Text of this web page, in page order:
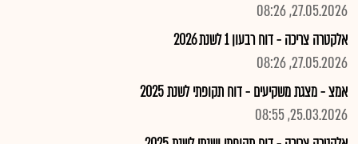
27.05.2026, 08:26
אלקטרה צריכה - דוח רבעון 1 לשנת 2026
27.05.2026, 08:26
אמצ - מצגת משקיעים - דוח תקופתי לשנת 2025
25.03.2026, 08:55